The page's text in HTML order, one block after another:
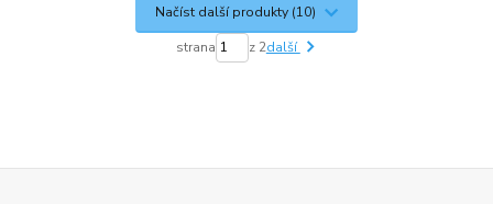
Načíst další produkty (10)
strana z 2další